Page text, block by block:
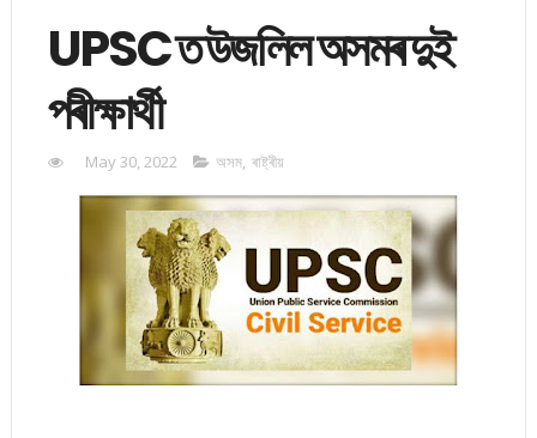
UPSC ত উজলিল অসমৰ দুই
পৰীক্ষাৰ্থী
May 30, 2022 অসম, ৰাষ্ট্ৰীয়